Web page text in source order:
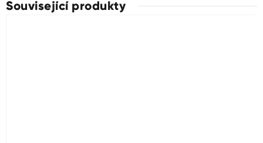
Související produkty